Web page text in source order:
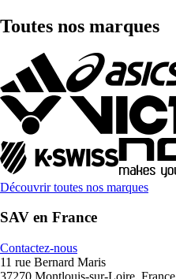
Toutes nos marques
Découvrir toutes nos marques
SAV en France
Contactez-nous
11 rue Bernard Maris